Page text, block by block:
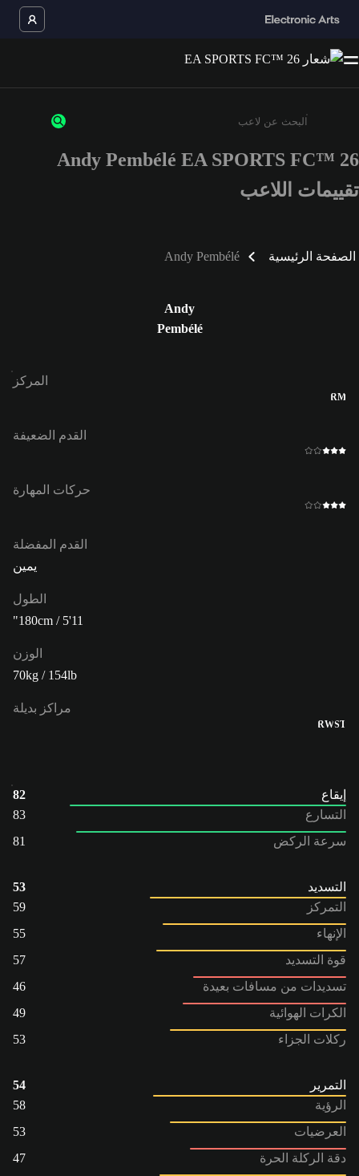
أدخل 3 أحرف أو أرقام على الأقل
Andy Pembélé EA SPORTS FC™ 26
تقييمات اللاعب
الصفحة الرئيسية Andy Pembélé
Andy
Pembélé
المركز
RM
القدم الضعيفة
حركات المهارة
القدم المفضلة
يمين
الطول
180cm / 5'11"
الوزن
70kg / 154lb
مراكز بديلة
ST
RW
إيقاع
82
التسارع
83
سرعة الركض
81
التسديد
53
التمركز
59
الإنهاء
55
قوة التسديد
57
تسديدات من مسافات بعيدة
46
الكرات الهوائية
49
ركلات الجزاء
53
التمرير
54
الرؤية
58
العرضيات
53
دقة الركلة الحرة
47